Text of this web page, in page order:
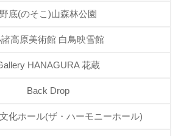
野底(のそこ)山森林公園
高原美術館 白鳥映雪館
HANAGURA 花蔵
Back Drop
化ホール(ザ・ハーモニーホール)